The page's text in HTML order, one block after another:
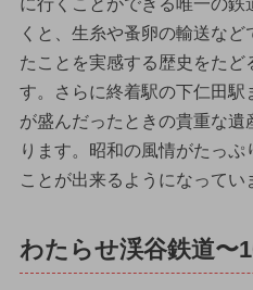
に行くことができる唯一の
くと、生糸や蚤卵の輸送な
たことを実感する歴史をたど
す。さらに終着駅の下仁田駅
が盛んだったときの貴重な
ります。昭和の風情がたっ
ことが出来るようになってい
わたらせ渓谷鉄道〜